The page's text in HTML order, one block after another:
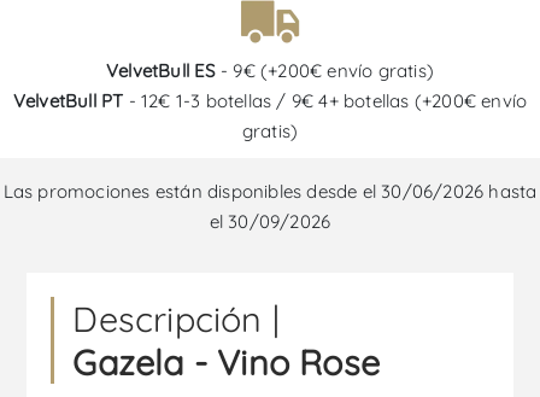
VelvetBull ES- 9€ (+200€ envío gratis)
VelvetBull PT - 12€ 1-3 botellas / 9€ 4+ botellas (+200€ envío
gratis)
Las promociones están disponibles desde el 30/06/2026 hasta
el 30/09/2026
Descripción |
Gazela - Vino Rose